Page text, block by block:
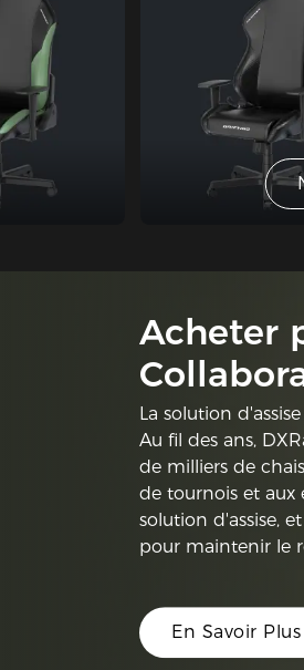
Acheter
La solution
Au fil des ans,
de milliers de
de tournois et aux
solution d'assise,
pour maintenir le
En Savoir Plus